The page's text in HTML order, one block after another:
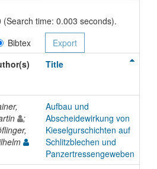
(Search time: 0.003 seconds).
Bibtex
Title
;
Aufbau und
Abscheidewirkung von
Kieselgurschichten auf
Schlitzblechen und
Panzertressengeweben